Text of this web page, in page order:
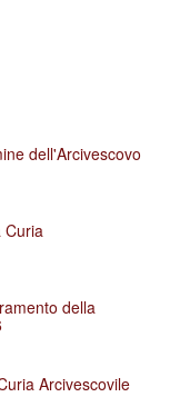
dell'Arcivescovo
Curia
della
Arcivescovile